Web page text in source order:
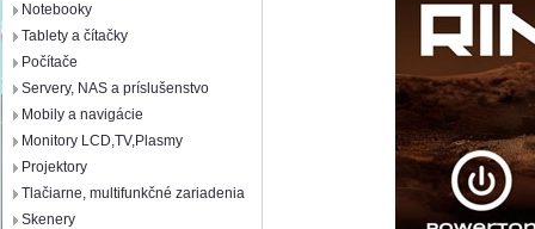
Notebooky
Tablety a čítačky
Počítače
Servery, NAS a príslušenstvo
Mobily a navigácie
Monitory LCD,TV,Plasmy
Projektory
Tlačiarne, multifunkčné zariadenia
Skenery